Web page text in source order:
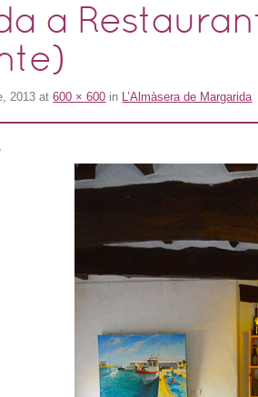
a
2013 at600 × 600 in L’Almàsera de Margarida